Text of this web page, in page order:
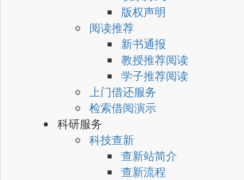
版权声明
阅读推荐
新书通报
教授推荐阅读
学子推荐阅读
上门借还服务
检索借阅演示
科研服务
科技查新
查新站简介
查新流程